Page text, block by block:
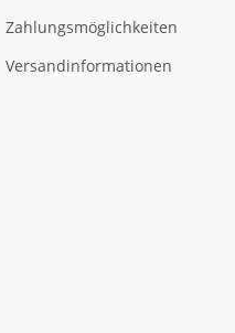
Zahlungsmöglichkeiten
Versandinformationen